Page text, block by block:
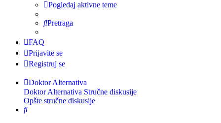
Pogledaj aktivne teme
Pretraga
FAQ
Prijavite se
Registruj se
Doktor Alternativa
Doktor Alternativa Stručne diskusije
Opšte stručne diskusije
Pretraga